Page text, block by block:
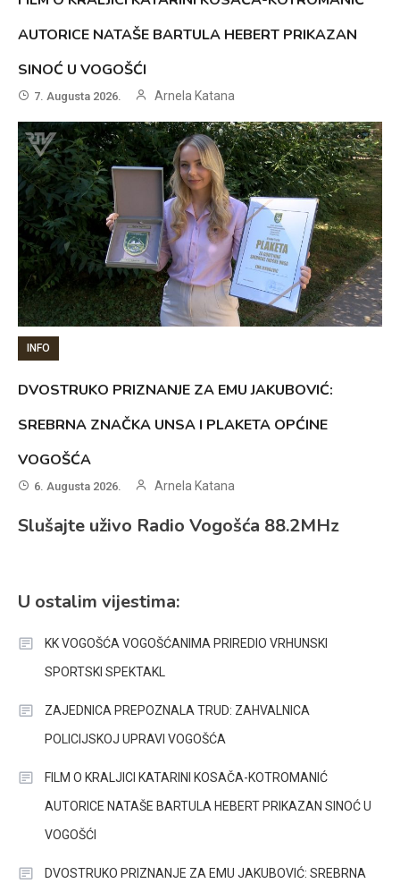
AUTORICE NATAŠE BARTULA HEBERT PRIKAZAN
SINOĆ U VOGOŠĆI
7. Augusta 2026. Arnela Katana
INFO
DVOSTRUKO PRIZNANJE ZA EMU JAKUBOVIĆ:
SREBRNA ZNAČKA UNSA I PLAKETA OPĆINE
VOGOŠĆA
6. Augusta 2026. Arnela Katana
Slušajte uživo Radio Vogošća 88.2MHz
U ostalim vijestima:
KK VOGOŠĆA VOGOŠĆANIMA PRIREDIO VRHUNSKI
SPORTSKI SPEKTAKL
ZAJEDNICA PREPOZNALA TRUD: ZAHVALNICA
POLICIJSKOJ UPRAVI VOGOŠĆA
FILM O KRALJICI KATARINI KOSAČA-KOTROMANIĆ
AUTORICE NATAŠE BARTULA HEBERT PRIKAZAN SINOĆ U
VOGOŠĆI
DVOSTRUKO PRIZNANJE ZA EMU JAKUBOVIĆ: SREBRNA